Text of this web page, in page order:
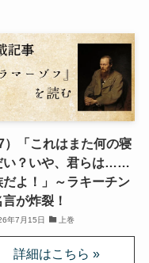
アの仏教
学
）「これはまた何の寝
い？いや、君らは……
だよ！」～ラキーチン
が炸裂！
年7月15日 上巻